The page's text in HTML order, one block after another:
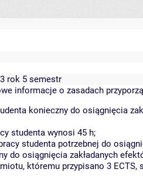
rok 5 semestr
informacje o zasadach
konieczny do osiągnięcia
studenta wynosi 45 h;
studenta potrzebnej do
do osiągnięcia zakładanych
któremu przypisano 3